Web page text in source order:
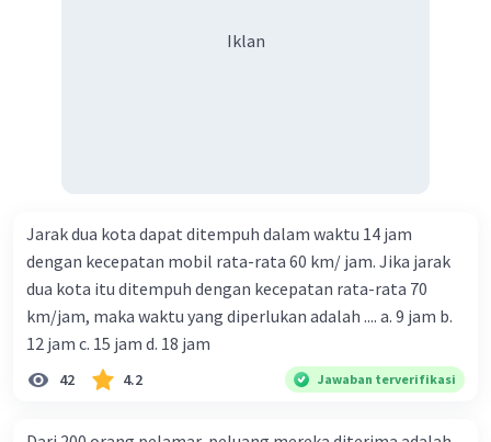
Iklan
Jarak dua kota dapat ditempuh dalam waktu 14 jam
dengan kecepatan mobil rata-rata 60 km/ jam. Jika jarak
dua kota itu ditempuh dengan kecepatan rata-rata 70
km/jam, maka waktu yang diperlukan adalah .... a. 9 jam b.
12 jam c. 15 jam d. 18 jam
42 4.2 Jawaban terverifikasi